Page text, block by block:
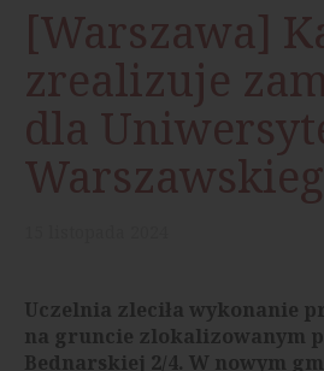
[Warszawa]
zrealizuje
dla
Uczelnia zleciła wykonanie
na gruncie zlokalizowanym
Bednarskiej 2/4. W nowym